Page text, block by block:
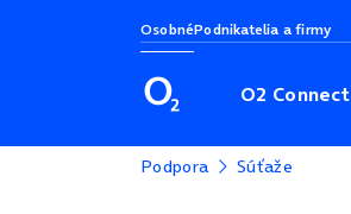
OsobnéPodnikatelia a firmy
O2 Connect
Podpora Súťaže